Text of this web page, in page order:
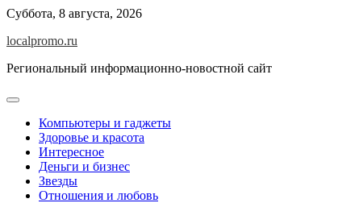
Перейти
содержимому
Суббота, 8 августа, 2026
localpromo.ru
Региональный информационно-новостной сайт
Компьютеры и гаджеты
Здоровье и красота
Интересное
Деньги и бизнес
Звезды
Отношения и любовь